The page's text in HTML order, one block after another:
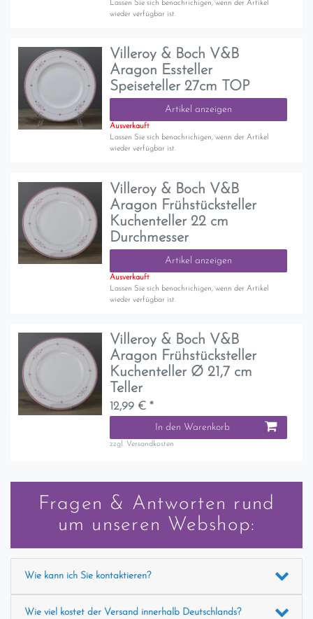
Lassen Sie sich benachrichigen, wenn der Artikel
wieder verfügbar ist.
Villeroy & Boch V&B
Aragon Essteller
Speiseteller 27cm TOP
Artikel anzeigen
Ausverkauft
Lassen Sie sich benachrichigen, wenn der Artikel
wieder verfügbar ist.
Villeroy & Boch V&B
Aragon Frühstücksteller
Kuchenteller 22 cm
Durchmesser
Artikel anzeigen
Ausverkauft
Lassen Sie sich benachrichigen, wenn der Artikel
wieder verfügbar ist.
Villeroy & Boch V&B
Aragon Frühstücksteller
Kuchenteller Ø 21,7 cm
Teller
12,99 € *
In den Warenkorb
zzgl. Versandkosten
Fragen & Antworten rund
um unseren Webshop:
Wie kann ich Sie kontaktieren?
Wie viel kostet der Versand innerhalb Deutschlands?